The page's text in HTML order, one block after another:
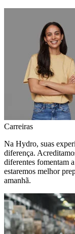
Carreiras
Na Hydro, suas
diferença.
diferentes fomentam
estaremos melhor
amanhã.